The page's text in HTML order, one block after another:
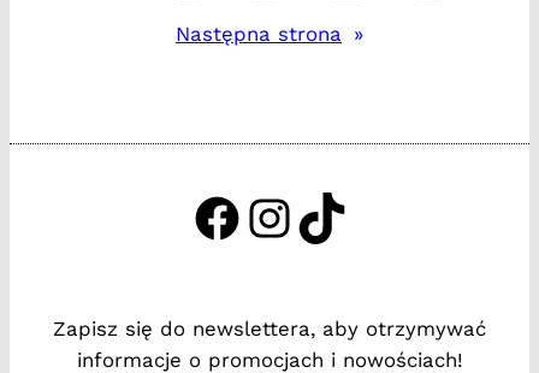
Następna strona »
https://http://instagram.com
http://tiktok.tak
Zapisz się do newslettera, aby otrzymywać
informacje o promocjach i nowościach!